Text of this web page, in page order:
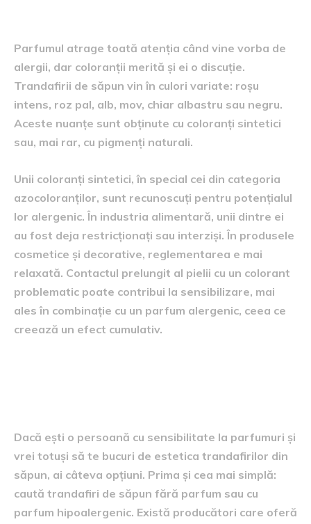
Parfumul atrage toată atenția când vine vorba de
alergii, dar coloranții merită și ei o discuție.
Trandafirii de săpun vin în culori variate: roșu
intens, roz pal, alb, mov, chiar albastru sau negru.
Aceste nuanțe sunt obținute cu coloranți sintetici
sau, mai rar, cu pigmenți naturali.
Unii coloranți sintetici, în special cei din categoria
azocoloranților, sunt recunoscuți pentru potențialul
lor alergenic. În industria alimentară, unii dintre ei
au fost deja restricționați sau interziși. În produsele
cosmetice și decorative, reglementarea e mai
relaxată. Contactul prelungit al pielii cu un colorant
problematic poate contribui la sensibilizare, mai
ales în combinație cu un parfum alergenic, ceea ce
creează un efect cumulativ.
Dacă ești o persoană cu sensibilitate la parfumuri și
vrei totuși să te bucuri de estetica trandafirilor din
săpun, ai câteva opțiuni. Prima și cea mai simplă:
caută trandafiri de săpun fără parfum sau cu
parfum hipoalergenic. Există producători care oferă